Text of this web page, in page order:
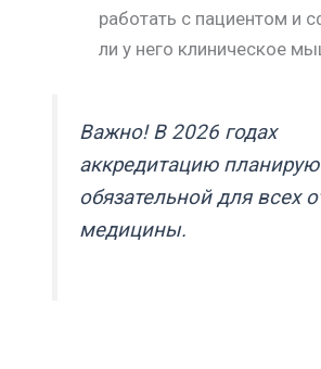
работать с пациентом и
ли у него клиническое
Важно! В 2026 годах
аккредитацию
обязательной для всех
медицины.